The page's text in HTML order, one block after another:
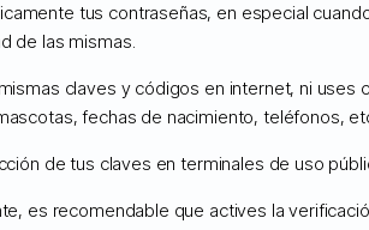
S3 y GOOGLE CLOUD.
tus contraseñas, en especial
de las mismas.
claves y códigos en internet, ni uses
fechas de nacimiento, teléfonos,
de tus claves en terminales de uso
es recomendable que actives la